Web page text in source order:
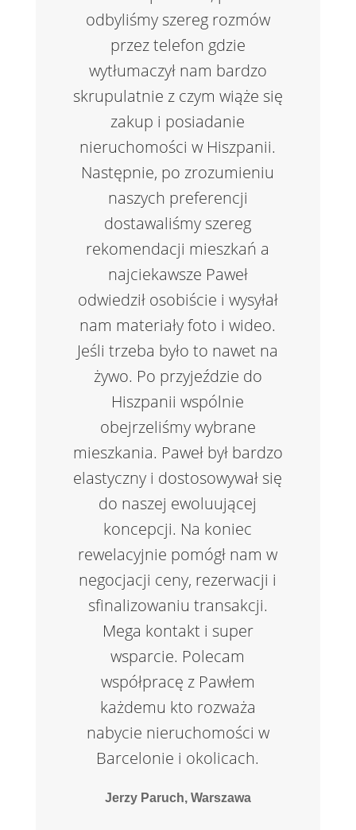
odbyliśmy szereg rozmów
przez telefon gdzie
wytłumaczył nam bardzo
skrupulatnie z czym wiąże się
zakup i posiadanie
nieruchomości w Hiszpanii.
Następnie, po zrozumieniu
naszych preferencji
dostawaliśmy szereg
rekomendacji mieszkań a
najciekawsze Paweł
odwiedził osobiście i wysyłał
nam materiały foto i wideo.
Jeśli trzeba było to nawet na
żywo. Po przyjeździe do
Hiszpanii wspólnie
obejrzeliśmy wybrane
mieszkania. Paweł był bardzo
elastyczny i dostosowywał się
do naszej ewoluującej
koncepcji. Na koniec
rewelacyjnie pomógł nam w
negocjacji ceny, rezerwacji i
sfinalizowaniu transakcji.
Mega kontakt i super
wsparcie. Polecam
współpracę z Pawłem
każdemu kto rozważa
nabycie nieruchomości w
Barcelonie i okolicach.
Jerzy Paruch, Warszawa